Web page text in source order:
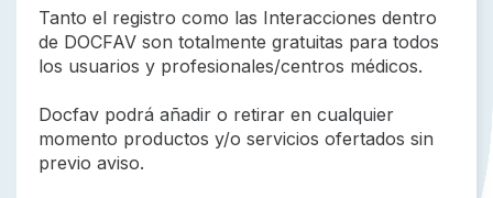
Tanto el registro como las Interacciones dentro
de DOCFAV son totalmente gratuitas para todos
los usuarios y profesionales/centros médicos.
Docfav podrá añadir o retirar en cualquier
momento productos y/o servicios ofertados sin
previo aviso.